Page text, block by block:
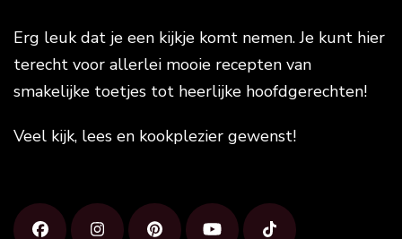
Erg leuk dat je een kijkje komt nemen. Je kunt hier
terecht voor allerlei mooie recepten van
smakelijke toetjes tot heerlijke hoofdgerechten!
Veel kijk, lees en kookplezier gewenst!